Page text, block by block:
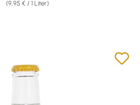
(9,95 € / 1 Liter)